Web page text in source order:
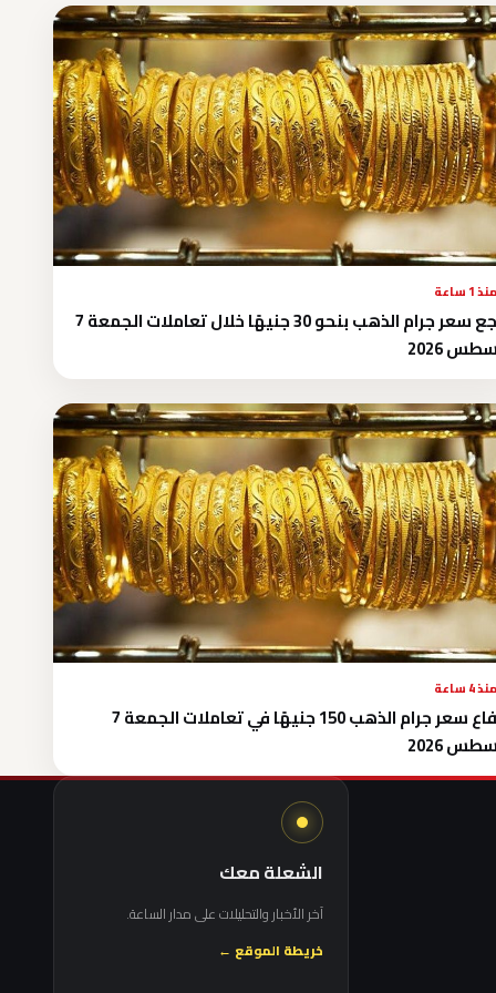
منذ 1 ساعة
تراجع سعر جرام الذهب بنحو 30 جنيهًا خلال تعاملات الجمعة 7
2026
منذ 4 ساعة
ارتفاع سعر جرام الذهب 150 جنيهًا في تعاملات الجمعة 7
2026
الشعلة معك
آخر الأخبار والتحليلات على مدار الساعة.
خريطة الموقع ←